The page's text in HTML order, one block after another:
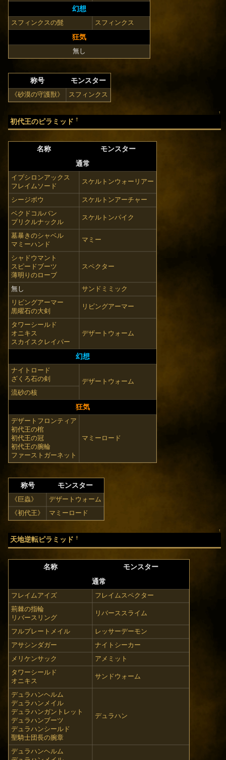
幻想
スフィンクスの髭 スフィンクス
狂気
無し
称号 モンスター
《砂漠の守護獣》 スフィンクス
↑
初代王のピラミッド †
名称
モンスター
通常
イプシロンアックス
フレイムソード
スケルトンウォーリアー
シージボウ
スケルトンアーチャー
ベクドコルバン
プリクルナックル
スケルトンパイク
墓暴きのシャベル
マミーハンド
マミー
シャドウマント
スピードブーツ
薄明りのローブ
スペクター
無し
サンドミミック
リビングアーマー
黒曜石の大剣
リビングアーマー
タワーシールド
オニキス
スカイスクレイパー
デザートウォーム
幻想
ナイトロード
ざくろ石の剣
デザートウォーム
流砂の核
狂気
デザートフロンティア
初代王の棺
初代王の冠
初代王の腕輪
ファーストガーネット
マミーロード
称号 モンスター
《巨蟲》
デザートウォーム
《初代王》
マミーロード
↑
天地逆転ピラミッド †
名称
モンスター
通常
フレイムアイズ
フレイムスペクター
荊棘の指輪
リバースリング
リバーススライム
フルプレートメイル
レッサーデーモン
アサシンダガー
ナイトシーカー
メリケンサック
アメミット
タワーシールド
オニキス
サンドウォーム
デュラハンヘルム
デュラハンメイル
デュラハンガントレット
デュラハンブーツ
デュラハンシールド
聖騎士団長の腕章
デュラハン
デュラハンヘルム